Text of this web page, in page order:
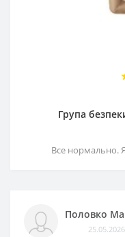
Група
Все нормально.
Половко
25.05.2026